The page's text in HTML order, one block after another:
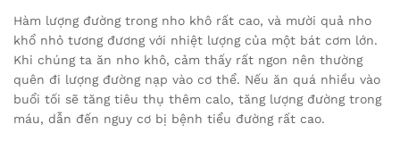
Hàm lượng đường trong nho khô rất cao, và mười quả nho
khổ nhỏ tương đương với nhiệt lượng của một bát cơm lớn.
Khi chúng ta ăn nho khô, cảm thấy rất ngon nên thường
quên đi lượng đường nạp vào cơ thể. Nếu ăn quá nhiều vào
buổi tối sẽ tăng tiêu thụ thêm calo, tăng lượng đường trong
máu, dẫn đến nguy cơ bị bệnh tiểu đường rất cao.